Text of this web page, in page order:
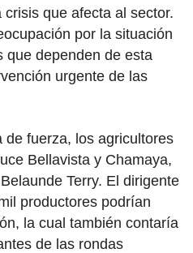
que afecta al sector.
por la situación
que dependen de esta
urgente de las
de fuerza, los agricultores
Bellavista y Chamaya,
Terry. El dirigente
productores podrían
la cual también contaría
de las rondas